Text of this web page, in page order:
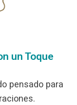
un Toque
pensado para